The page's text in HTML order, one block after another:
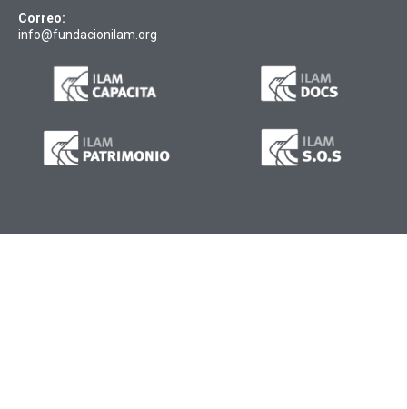
Correo:
info@fundacionilam.org